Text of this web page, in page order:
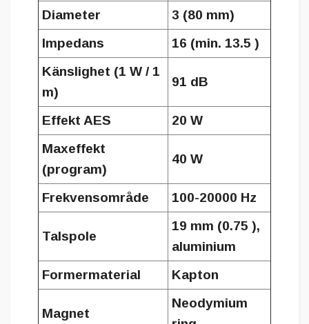
Diameter
3 (80 mm)
Impedans
16 (min. 13.5 )
Känslighet (1 W / 1
m)
91 dB
Effekt AES
20 W
Maxeffekt
(program)
40 W
Frekvensområde 100-20000 Hz
Talspole
19 mm (0.75 ),
aluminium
Formermaterial
Kapton
Magnet
Neodymium